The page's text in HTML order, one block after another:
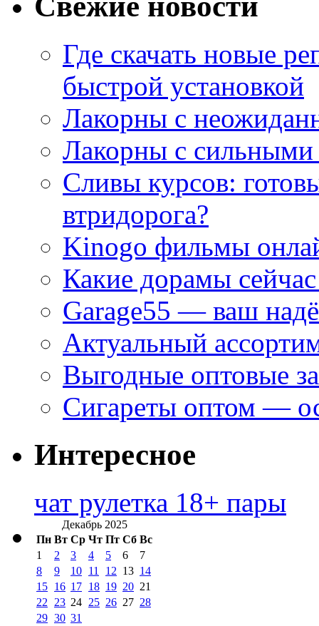
Где скачать новые
быстрой установкой
Лакорны с
Лакорны с сильными
Сливы курсов:
втридорога?
Kinogo фильмы
Какие дорамы
Garage55 — ваш
Актуальный
Выгодные оптовые
Сигареты оптом —
Интересное
чат рулетка 18+ пары
Декабрь 2025
Пн Вт Ср Чт Пт Сб Вс
1 2 3 4 5 6
7
8
9 10 11 12 13 14
15 16 17 18 19 20 21
22
23 24 25 26 27 28
29 30 31